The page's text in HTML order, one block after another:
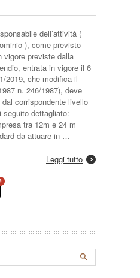
dell’attività (
), come previsto
vigore previste dalla
entrata in vigore il 6
2019, che modifica il
n. 246/1987), deve
corrispondente livello
dettagliato:
tra 12m e 24 m
da attuare in …
Leggi tutto